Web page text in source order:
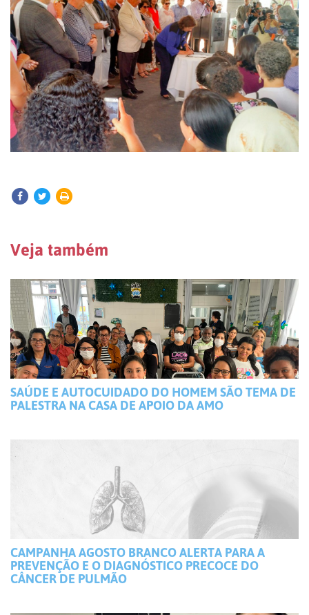
Veja também
SAÚDE E AUTOCUIDADO DO HOMEM SÃO TEMA DE
PALESTRA NA CASA DE APOIO DA AMO
CAMPANHA AGOSTO BRANCO ALERTA PARA A
PREVENÇÃO E O DIAGNÓSTICO PRECOCE DO
CÂNCER DE PULMÃO